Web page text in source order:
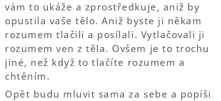
vám to ukáže a zprostředkuje, aniž by
opustila vaše tělo. Aniž byste ji někam
rozumem tlačili a posílali. Vytlačovali ji
rozumem ven z těla. Ovšem je to trochu
jiné, než když to tlačíte rozumem a
chtěním.
Opět budu mluvit sama za sebe a popíši